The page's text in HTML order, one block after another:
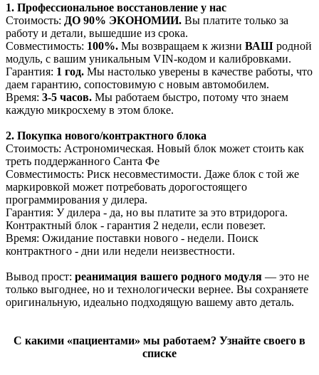
1. Профессиональное восстановление у нас
Стоимость: ДО 90% ЭКОНОМИИ. Вы платите только за
работу и детали, вышедшие из срока.
Совместимость: 100%. Мы возвращаем к жизни ВАШ родной
модуль, с вашим уникальным VIN-кодом и калибровками.
Гарантия: 1 год. Мы настолько уверены в качестве работы, что
даем гарантию, сопостовимую с новым автомобилем.
Время: 3-5 часов. Мы работаем быстро, потому что знаем
каждую микросхему в этом блоке.
2. Покупка нового/контрактного блока
Стоимость: Астрономическая. Новый блок может стоить как
треть поддержанного Санта Фе
Совместимость: Риск несовместимости. Даже блок с той же
маркировкой может потребовать дорогостоящего
программирования у дилера.
Гарантия: У дилера - да, но вы платите за это втридорога.
Контрактный блок - гарантия 2 недели, если повезет.
Время: Ожидание поставки нового - недели. Поиск
контрактного - дни или недели неизвестности.
Вывод прост: реанимация вашего родного модуля — это не
только выгоднее, но и технологически вернее. Вы сохраняете
оригинальную, идеально подходящую вашему авто деталь.
С какими «пациентами» мы работаем? Узнайте своего в
списке